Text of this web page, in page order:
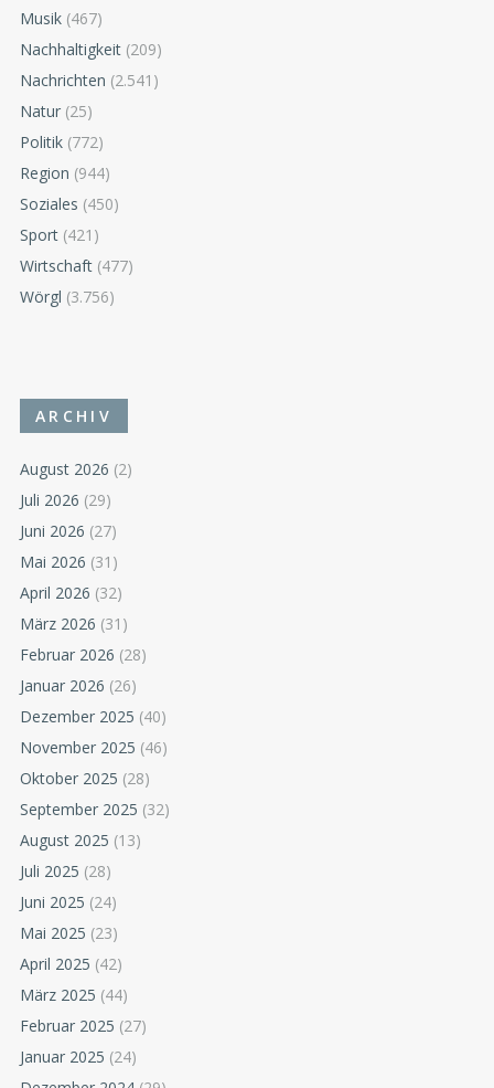
Musik (467)
Nachhaltigkeit (209)
Nachrichten (2.541)
Natur (25)
Politik (772)
Region (944)
Soziales (450)
Sport (421)
Wirtschaft (477)
Wörgl (3.756)
ARCHIV
August 2026 (2)
Juli 2026 (29)
Juni 2026 (27)
Mai 2026 (31)
April 2026 (32)
März 2026 (31)
Februar 2026 (28)
Januar 2026 (26)
Dezember 2025 (40)
November 2025 (46)
Oktober 2025 (28)
September 2025 (32)
August 2025 (13)
Juli 2025 (28)
Juni 2025 (24)
Mai 2025 (23)
April 2025 (42)
März 2025 (44)
Februar 2025 (27)
Januar 2025 (24)